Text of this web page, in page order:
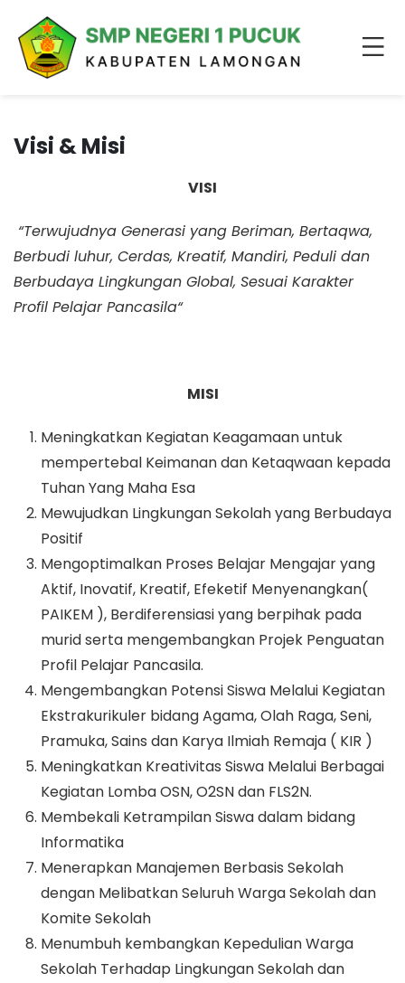
Visi & Misi
VISI
“Terwujudnya Generasi yang Beriman, Bertaqwa,
Berbudi luhur, Cerdas, Kreatif, Mandiri, Peduli dan
Berbudaya Lingkungan Global, Sesuai Karakter
Profil Pelajar Pancasila“
MISI
Meningkatkan Kegiatan Keagamaan untuk
mempertebal Keimanan dan Ketaqwaan kepada
Tuhan Yang Maha Esa
Mewujudkan Lingkungan Sekolah yang Berbudaya
Positif
Mengoptimalkan Proses Belajar Mengajar yang
Aktif, Inovatif, Kreatif, Efeketif Menyenangkan(
PAIKEM ), Berdiferensiasi yang berpihak pada
murid serta mengembangkan Projek Penguatan
Profil Pelajar Pancasila.
Mengembangkan Potensi Siswa Melalui Kegiatan
Ekstrakurikuler bidang Agama, Olah Raga, Seni,
Pramuka, Sains dan Karya Ilmiah Remaja ( KIR )
Meningkatkan Kreativitas Siswa Melalui Berbagai
Kegiatan Lomba OSN, O2SN dan FLS2N.
Membekali Ketrampilan Siswa dalam bidang
Informatika
Menerapkan Manajemen Berbasis Sekolah
dengan Melibatkan Seluruh Warga Sekolah dan
Komite Sekolah
Menumbuh kembangkan Kepedulian Warga
Sekolah Terhadap Lingkungan Sekolah dan